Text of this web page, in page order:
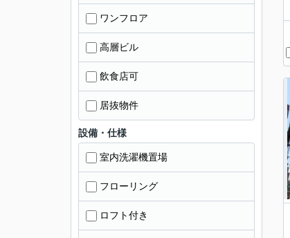
ワンフロア
高層ビル
飲食店可
居抜物件
設備・仕様
室内洗濯機置場
フローリング
ロフト付き